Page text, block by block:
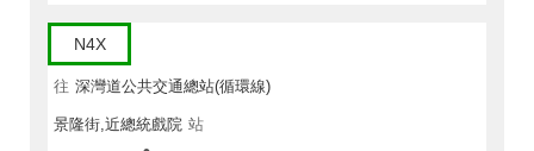
N4X
往 深灣道公共交通總站(循環線)
景隆街,近總統戲院 站